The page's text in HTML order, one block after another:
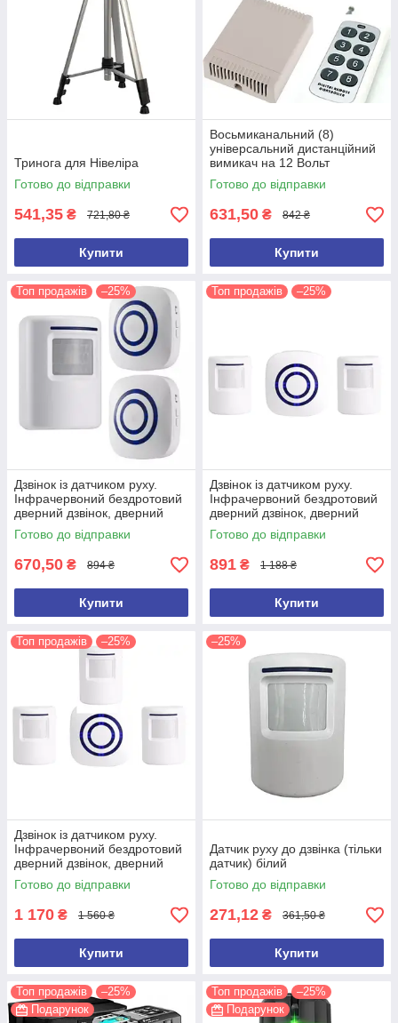
Тринога для Нівеліра
Готово до відправки
541,35 ₴ 721,80 ₴
Купити
Восьмиканальний (8)
універсальний дистанційний
вимикач на 12 Вольт
Готово до відправки
631,50 ₴ 842 ₴
Купити
Топ продажів –25%
Дзвінок із датчиком руху.
Інфрачервоний бездротовий
дверний дзвінок, дверний
дзвіночок (2 сирени)
Готово до відправки
670,50 ₴ 894 ₴
Купити
Топ продажів –25%
Дзвінок із датчиком руху.
Інфрачервоний бездротовий
дверний дзвінок, дверний
дзвіночок (2 датчики руху)
Готово до відправки
891 ₴ 1 188 ₴
Купити
Топ продажів –25%
Дзвінок із датчиком руху.
Інфрачервоний бездротовий
дверний дзвінок, дверний
дзвіночок (3 датчики руху)
Готово до відправки
1 170 ₴ 1 560 ₴
Купити
–25%
Датчик руху до дзвінка (тільки
датчик) білий
Готово до відправки
271,12 ₴ 361,50 ₴
Купити
Топ продажів
–25%
Подарунок
Топ продажів
–25%
Подарунок